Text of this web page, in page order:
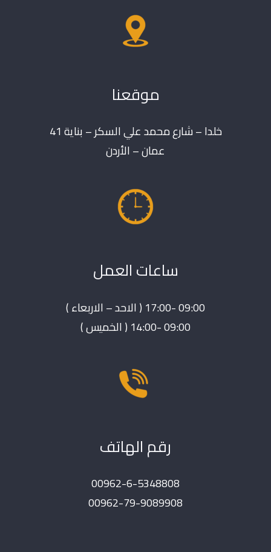
موقعنا
خلدا – شارع محمد علي السكر – بناية 41
عمان – الأردن
ساعات العمل
09:00 -17:00 ( الاحد – الاربعاء )
09:00 -14:00 ( الخميس )
رقم الهاتف
00962-6-5348808
00962-79-9089908